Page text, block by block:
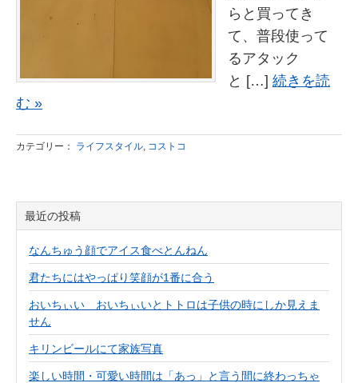
らと買ってき
て、普段使って
るアタック
と […] 続きを読
む »
カテゴリー： ライフスタイル, コストコ
最近の投稿
なんちゅう顔でアイス食べとんねん
君たちにはやっぱり笑顔が1番に合う
おいちぃい おいちぃいとトトロは子供の時にしか見えま
せん
キリンビールにて家族写真
楽しい時間・可愛い時間は「あっ」と言う間に終わっちゃ